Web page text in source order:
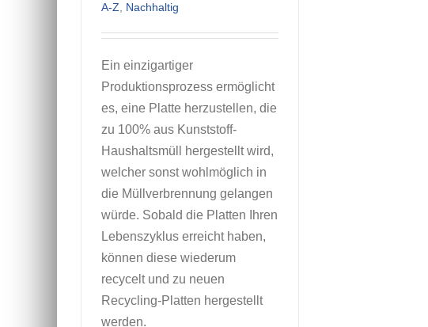
A-Z, Nachhaltig
Ein einzigartiger
Produktionsprozess ermöglicht
es, eine Platte herzustellen, die
zu 100% aus Kunststoff-
Haushaltsmüll hergestellt wird,
welcher sonst wohlmöglich in
die Müllverbrennung gelangen
würde. Sobald die Platten Ihren
Lebenszyklus erreicht haben,
können diese wiederum
recycelt und zu neuen
Recycling-Platten hergestellt
werden.